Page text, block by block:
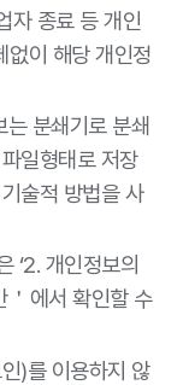
자 종료 등 개인
없이 해당 개인정
분쇄기로 분쇄
일형태로 저장
술적 방법을 사
‘2. 개인정보의
＇에서 확인할 수
)를 이용하지 않